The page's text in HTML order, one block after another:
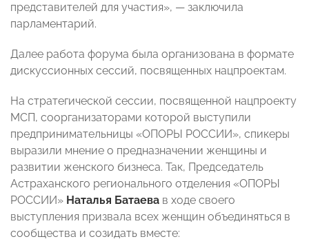
представителей для участия», — заключила
парламентарий.
Далее работа форума была организована в формате
дискуссионных сессий, посвященных нацпроектам.
На стратегической сессии, посвященной нацпроекту
МСП, соорганизаторами которой выступили
предпринимательницы «ОПОРЫ РОССИИ», спикеры
выразили мнение о предназначении женщины и
развитии женского бизнеса. Так, Председатель
Астраханского регионального отделения «ОПОРЫ
РОССИИ» Наталья Батаева в ходе своего
выступления призвала всех женщин объединяться в
сообщества и созидать вместе: